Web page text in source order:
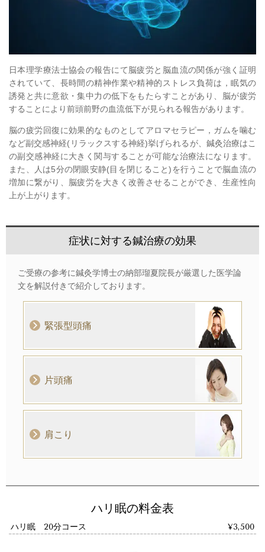
日本理学療法士協会の報告にて脳疲労と脳血流の関係が強く証明
されていて、長時間の精神作業や精神的ストレス負荷は，眠気の
誘発と共に意欲・集中力の低下をもたらすことがあり、脳が疲労
することにより前頭前野の血流低下が見られる報告があります。
脳の疲労回復に効果的なものとしてアロマセラピー，ガムを噛む
など副交感神経( リラックスする神経)挙げられるが、鍼灸治療はこ
の副交感神経に大きく関与することが可能な治療法になります。
また、人は5分の閉眼安静(目を閉じること)を行うことで脳血流の
増加に繋がり、脳疲労を大きく改善させることができ、生産性向
上が上がります。
症状に対する鍼治療の効果
ご受療の参考に鍼灸学博士の納部瑠夏院長が厳選した医学論
文を解説付きで紹介しております。
緊張型頭痛
片頭痛
肩こり
ハリ眠の料金表
ハリ眠 20分コース ¥3,500